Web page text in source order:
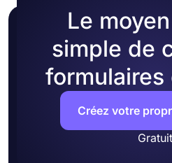
Le
simple de
formulaires
Créez votre